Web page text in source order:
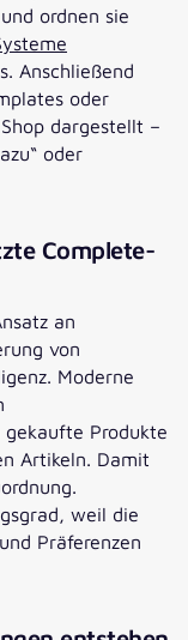
ordnen sie
Anschließend
oder
dargestellt –
oder
Complete-
an
von
Moderne
Produkte
Artikeln. Damit
weil die
Präferenzen